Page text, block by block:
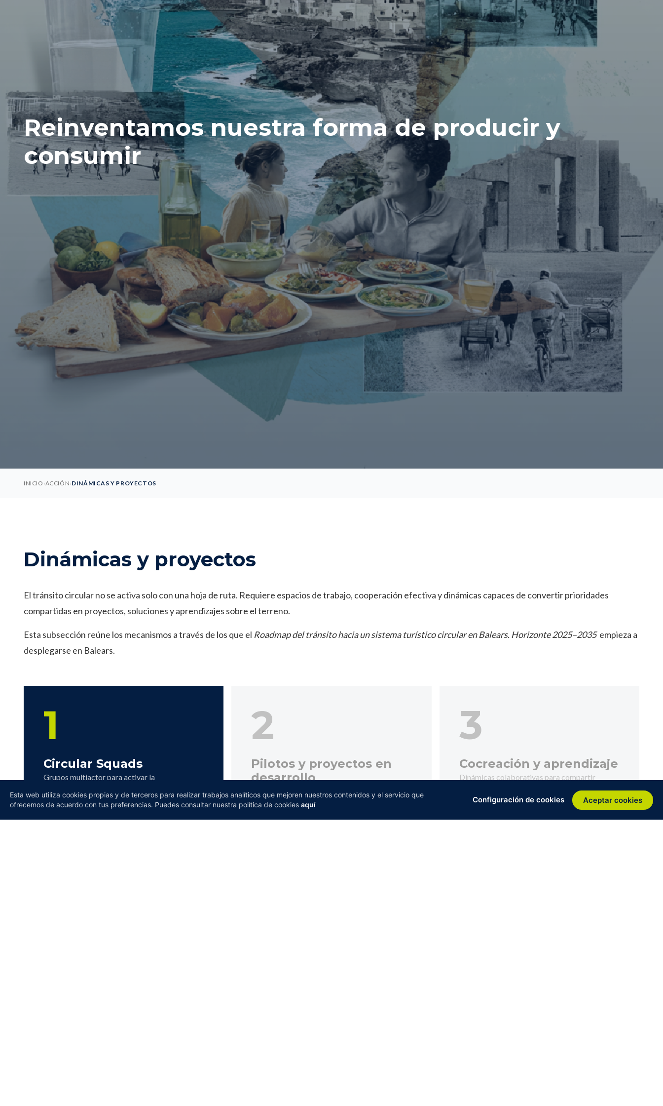
Reinventamos nuestra forma de producir y
consumir
INICIO ›ACCIÓN›DINÁMICAS Y PROYECTOS
Dinámicas y proyectos
El tránsito circular no se activa solo con una hoja de ruta. Requiere espacios de trabajo, cooperación efectiva y dinámicas capaces de convertir prioridades
compartidas en proyectos, soluciones y aprendizajes sobre el terreno.
Esta subsección reúne los mecanismos a través de los que el Roadmap del tránsito hacia un sistema turístico circular en Balears. Horizonte 2025–2035empieza a
desplegarse en Balears.
1
Circular Squads
Grupos multiactor para activar la
prioritarios.
2
Pilotos y proyectos en
desarrollo
Iniciativas concretas que empiezan a
desplegarse a partir de las acciones priorizadas.
3
Cocreación y aprendizaje
Dinámicas colaborativas para compartir
avances, detectar cuellos de botella y ajustar la
implementación.
Esta web utiliza cookies propias y de terceros para realizar trabajos analíticos que mejoren nuestros contenidos y el servicio que
ofrecemos de acuerdo con tus preferencias. Puedes consultar nuestra política de cookies aquí
Configuración de cookies Aceptar cookies